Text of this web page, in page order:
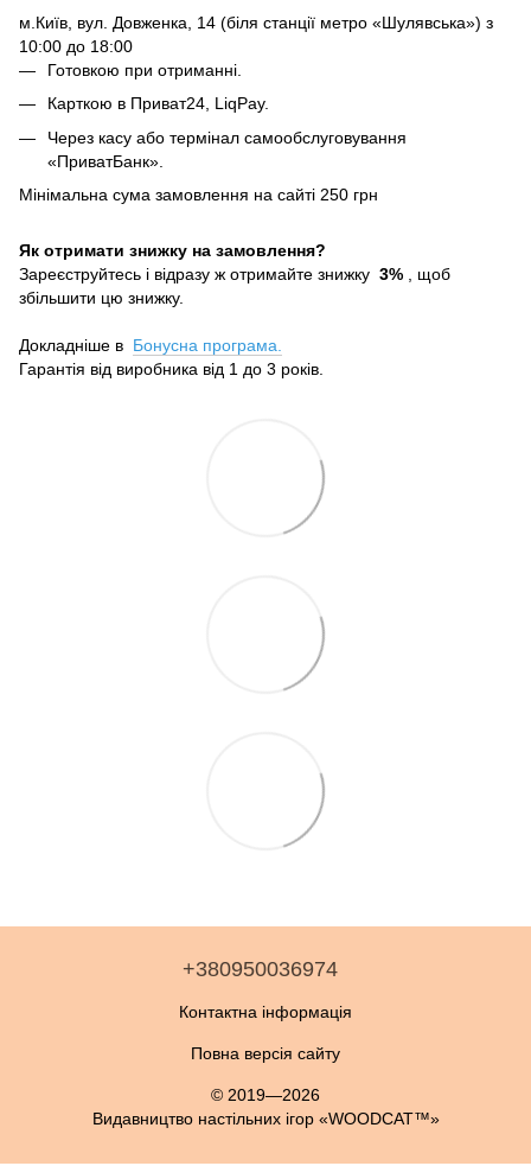
м.Київ, вул. Довженка, 14 (біля станції метро «Шулявська») з
10:00 до 18:00
Готовкою при отриманні.
Карткою в Приват24, LiqPay.
Через касу або термінал самообслуговування
«ПриватБанк».
Мінімальна сума замовлення на сайті 250 грн
Як отримати знижку на замовлення?
Зареєструйтесь і відразу ж отримайте знижку 3% , щоб
збільшити цю знижку.
Докладніше в Бонусна програма.
Гарантія від виробника від 1 до 3 років.
+380950036974
Контактна інформація
Повна версія сайту
© 2019—2026
Видавництво настільних ігор «WOODCAT™»